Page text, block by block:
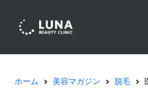
ホーム 美容マガジン 脱毛